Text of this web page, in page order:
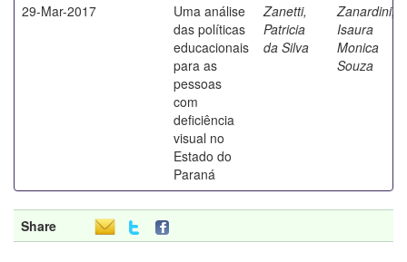
29-Mar-2017
Uma análise
das políticas
educacionais
para as
pessoas
com
deficiência
visual no
Estado do
Paraná
Zanetti,
Patricia
da Silva
Zanardini,
Isaura
Monica
Souza
Share